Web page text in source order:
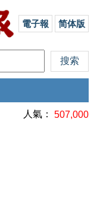
電子報 简体版
人氣： 507,000